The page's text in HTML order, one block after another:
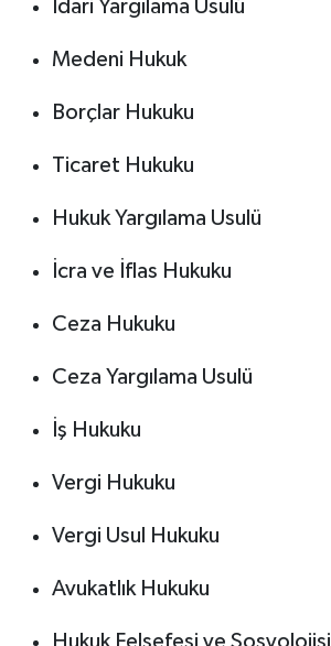
İdari Yargılama Usulü
Medeni Hukuk
Borçlar Hukuku
Ticaret Hukuku
Hukuk Yargılama Usulü
İcra ve İflas Hukuku
Ceza Hukuku
Ceza Yargılama Usulü
İş Hukuku
Vergi Hukuku
Vergi Usul Hukuku
Avukatlık Hukuku
Hukuk Felsefesi ve Sosyolojisi